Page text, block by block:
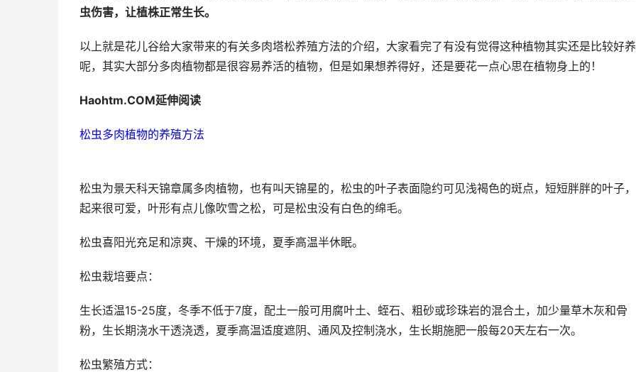
虫伤害，让植株正常生长。
以上就是花儿谷给大家带来的有关多肉塔松养殖方法的介绍，大家看完了有没有觉得这种植物其实还是比较好
呢，其实大部分多肉植物都是很容易养活的植物，但是如果想养得好，还是要花一点心思在植物身上的！
Haohtm.COM延伸阅读
松虫多肉植物的养殖方法
松虫为景天科天锦章属多肉植物，也有叫天锦星的，松虫的叶子表面隐约可见浅褐色的斑点，短短胖胖的叶子
起来很可爱，叶形有点儿像吹雪之松，可是松虫没有白色的绵毛。
松虫喜阳光充足和凉爽、干燥的环境，夏季高温半休眠。
松虫栽培要点：
生长适温15-25度，冬季不低于7度，配土一般可用腐叶土、蛭石、粗砂或珍珠岩的混合土，加少量草木灰和骨
粉，生长期浇水干透浇透，夏季高温适度遮阴、通风及控制浇水，生长期施肥一般每20天左右一次。
松虫繁殖方式：